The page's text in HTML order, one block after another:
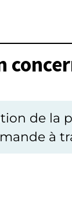
de la
à